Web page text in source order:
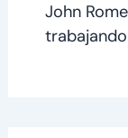
John